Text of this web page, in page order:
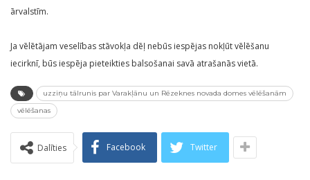
ārvalstīm.
Ja vēlētājam veselības stāvokļa dēļ nebūs iespējas nokļūt vēlēšanu
iecirknī, būs iespēja pieteikties balsošanai savā atrašanās vietā.
uzziņu tālrunis par Varakļānu un Rēzeknes novada domes vēlēšanām
vēlēšanas
Dalīties Facebook Twitter